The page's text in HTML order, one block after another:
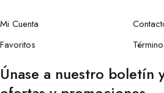
Mi Cuenta
Favoritos
Únase a nuestro boletín